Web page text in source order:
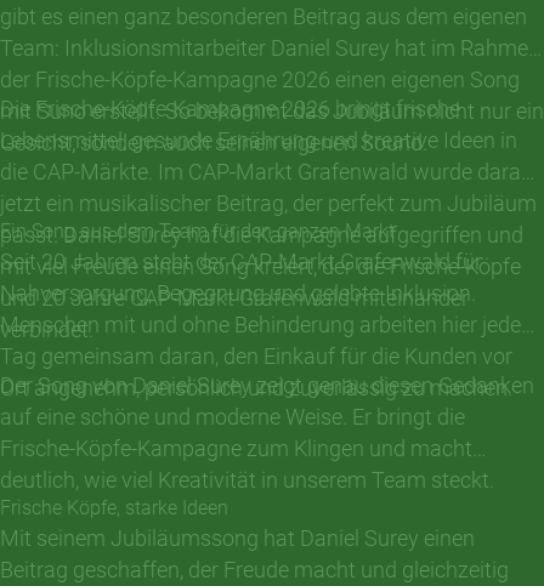
gibt es einen ganz besonderen Beitrag aus dem eigenen
Team: Inklusionsmitarbeiter Daniel Surey hat im Rahmen
der Frische-Köpfe-Kampagne 2026 einen eigenen Song
mit Suno erstellt. So bekommt das Jubiläum nicht nur ein
Gesicht, sondern auch seinen eigenen Sound.
Die Frische-Köpfe-Kampagne 2026 bringt frische
Lebensmittel, gesunde Ernährung und kreative Ideen in
die CAP-Märkte. Im CAP-Markt Grafenwald wurde daraus
jetzt ein musikalischer Beitrag, der perfekt zum Jubiläum
passt. Daniel Surey hat die Kampagne aufgegriffen und
mit viel Freude einen Song kreiert, der die Frische-Köpfe
und 20 Jahre CAP-Markt Grafenwald miteinander
verbindet.
Ein Song aus dem Team für den ganzen Markt
Seit 20 Jahren steht der CAP-Markt Grafenwald für
Nahversorgung, Begegnung und gelebte Inklusion.
Menschen mit und ohne Behinderung arbeiten hier jeden
Tag gemeinsam daran, den Einkauf für die Kunden vor
Ort angenehm, persönlich und zuverlässig zu machen.
Der Song von Daniel Surey zeigt genau diesen Gedanken
auf eine schöne und moderne Weise. Er bringt die
Frische-Köpfe-Kampagne zum Klingen und macht
deutlich, wie viel Kreativität in unserem Team steckt.
Frische Köpfe, starke Ideen
Mit seinem Jubiläumssong hat Daniel Surey einen
Beitrag geschaffen, der Freude macht und gleichzeitig